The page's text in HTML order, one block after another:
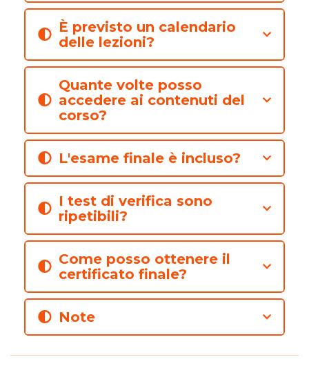
È previsto un calendario
delle lezioni?
Quante volte posso
accedere ai contenuti del
corso?
L'esame finale è incluso?
I test di verifica sono
ripetibili?
Come posso ottenere il
certificato finale?
Note